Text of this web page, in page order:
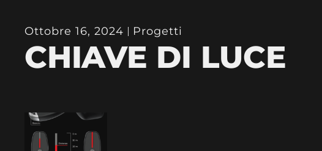
Ottobre 16, 2024 Progetti
CHIAVE DI LUCE